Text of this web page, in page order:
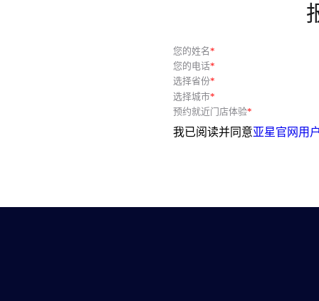
您的姓名
您的电话
选择省份
选择城市
预约就近门店体验
我已阅读并同意亚星官网用